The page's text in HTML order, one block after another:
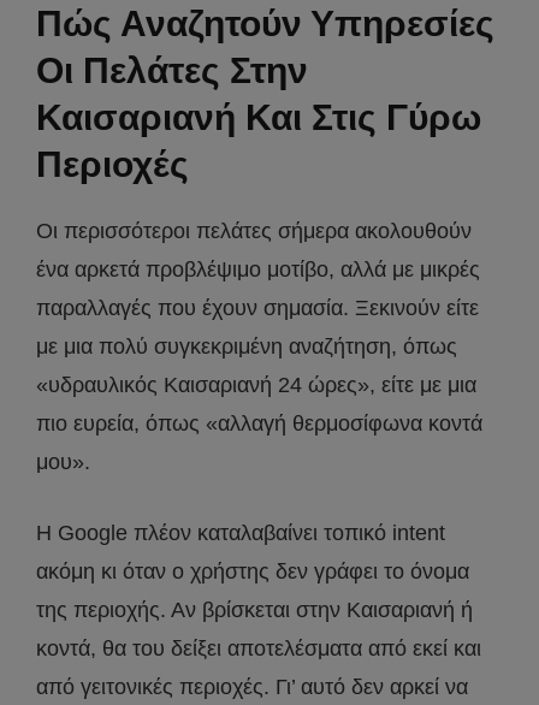
Πώς Αναζητούν Υπηρεσίες
Οι Πελάτες Στην
Καισαριανή Και Στις Γύρω
Περιοχές
Οι περισσότεροι πελάτες σήμερα ακολουθούν
ένα αρκετά προβλέψιμο μοτίβο, αλλά με μικρές
παραλλαγές που έχουν σημασία. Ξεκινούν είτε
με μια πολύ συγκεκριμένη αναζήτηση, όπως
«υδραυλικός Καισαριανή 24 ώρες», είτε με μια
πιο ευρεία, όπως «αλλαγή θερμοσίφωνα κοντά
μου».
Η Google πλέον καταλαβαίνει τοπικό intent
ακόμη κι όταν ο χρήστης δεν γράφει το όνομα
της περιοχής. Αν βρίσκεται στην Καισαριανή ή
κοντά, θα του δείξει αποτελέσματα από εκεί και
από γειτονικές περιοχές. Γι’ αυτό δεν αρκεί να